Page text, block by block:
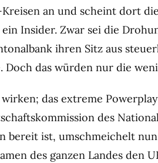
an und scheint dort
Insider. Zwar sei die
ihren Sitz aus
Doch das würden nur die
das extreme
des
bereit ist, umschmeichelt
des ganzen Landes den